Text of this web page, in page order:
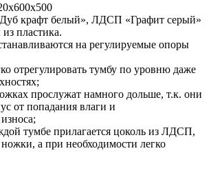
крафт белый», ЛДСП «Графит серый»
пластика.
на регулируемые опоры
отрегулировать тумбу по уровню даже
прослужат намного дольше, т.к. они
от попадания влаги и
тумбе прилагается цоколь из ЛДСП,
а при необходимости легко